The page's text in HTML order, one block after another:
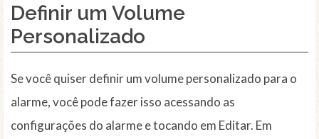
Definir um Volume
Personalizado
Se você quiser definir um volume personalizado para o
alarme, você pode fazer isso acessando as
configurações do alarme e tocando em Editar. Em